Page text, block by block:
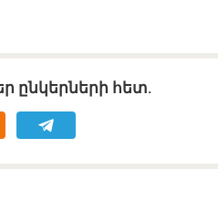
ընկերների հետ.